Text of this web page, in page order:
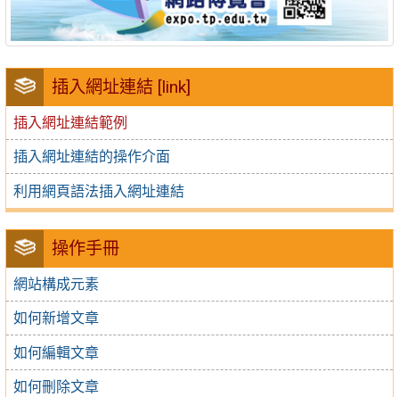
插入網址連結 [link]
插入網址連結範例
插入網址連結的操作介面
利用網頁語法插入網址連結
操作手冊
網站構成元素
如何新增文章
如何編輯文章
如何刪除文章